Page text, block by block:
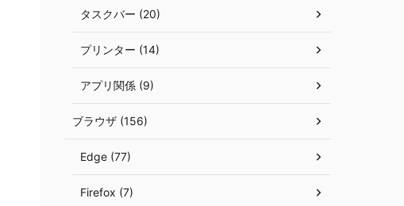
タスクバー (20)
プリンター (14)
アプリ関係 (9)
ブラウザ (156)
Edge (77)
Firefox (7)